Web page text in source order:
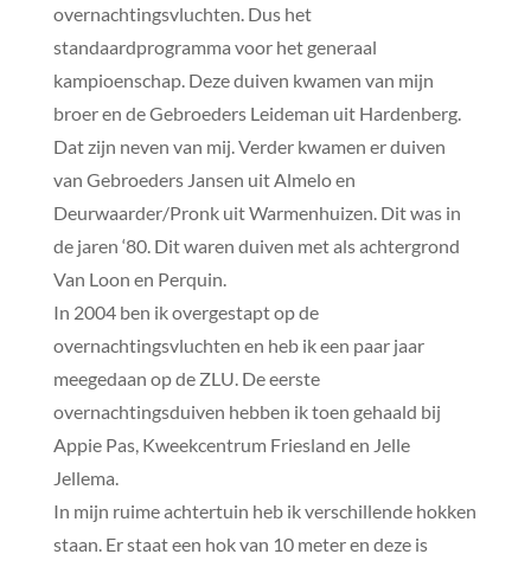
overnachtingsvluchten. Dus het
standaardprogramma voor het generaal
kampioenschap. Deze duiven kwamen van mijn
broer en de Gebroeders Leideman uit Hardenberg.
Dat zijn neven van mij. Verder kwamen er duiven
van Gebroeders Jansen uit Almelo en
Deurwaarder/Pronk uit Warmenhuizen. Dit was in
de jaren ‘80. Dit waren duiven met als achtergrond
Van Loon en Perquin.
In 2004 ben ik overgestapt op de
overnachtingsvluchten en heb ik een paar jaar
meegedaan op de ZLU. De eerste
overnachtingsduiven hebben ik toen gehaald bij
Appie Pas, Kweekcentrum Friesland en Jelle
Jellema.
In mijn ruime achtertuin heb ik verschillende hokken
staan. Er staat een hok van 10 meter en deze is